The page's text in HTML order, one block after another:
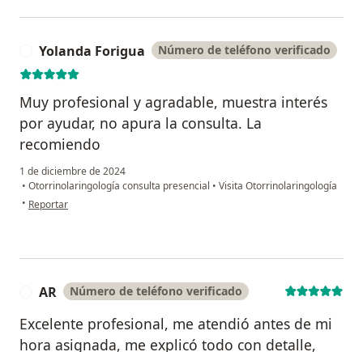
Yolanda Forigua Número de teléfono verificado
Muy profesional y agradable, muestra interés
por ayudar, no apura la consulta. La
recomiendo
1 de diciembre de 2024
• Otorrinolaringología consulta presencial • Visita Otorrinolaringología
• en opinión del usuario Yolanda Forigua
Reportar
AR Número de teléfono verificado
Excelente profesional, me atendió antes de mi
hora asignada, me explicó todo con detalle,